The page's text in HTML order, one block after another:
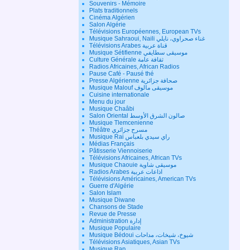
Souvenirs - Mémoire
Plats traditionnels
Cinéma Algérien
Salon Algérie
Télévisions Européennes, European TVs
Musique Sahraoui, Naili غناء صحراوي، نايلي
Télévisions Arabes قناة عربية
Musique Sétifienne موسيقى سطايفي
Culture Générale ثقافة عامة
Radios Africaines, African Radios
Pause Café - Pausé thé
Presse Algérienne صحافة جزائرية
Musique Malouf موسيقى مالوف
Cuisine internationale
Menu du jour
Musique Chaâbi
Salon Oriental صالون الشرق الأوسط
Musique Tlemcenienne
Théâtre مسرح جزائري
Musique Rai راي سيدي بلعباس
Médias Français
Pâtisserie Viennoiserie
Télévisions Africaines, African TVs
Musique Chaouie موسيقى شاوية
Radios Arabes اذاعات عربية
Télévisions Américaines, American TVs
Guerre d'Algérie
Salon Islam
Musique Diwane
Chansons de Stade
Revue de Presse
Administration إدارة
Musique Populaire
Musique Bédoui شيوخ، شيخات، مداحات
Télévisions Asiatiques, Asian TVs